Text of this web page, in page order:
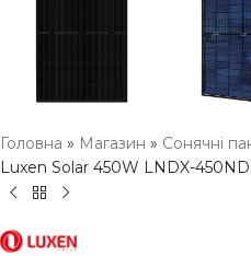
Головна » Магазин » Сонячні
Luxen Solar 450W LNDX-